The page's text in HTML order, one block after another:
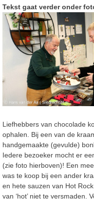
Tekst gaat verder onder
Liefhebbers van chocolade
ophalen. Bij een van de
handgemaakte (gevulde)
Iedere bezoeker mocht er
(zie foto hierboven)! Een
was te koop bij een ander
en hete sauzen van Hot
van ‘hot’ niet te versmaden.